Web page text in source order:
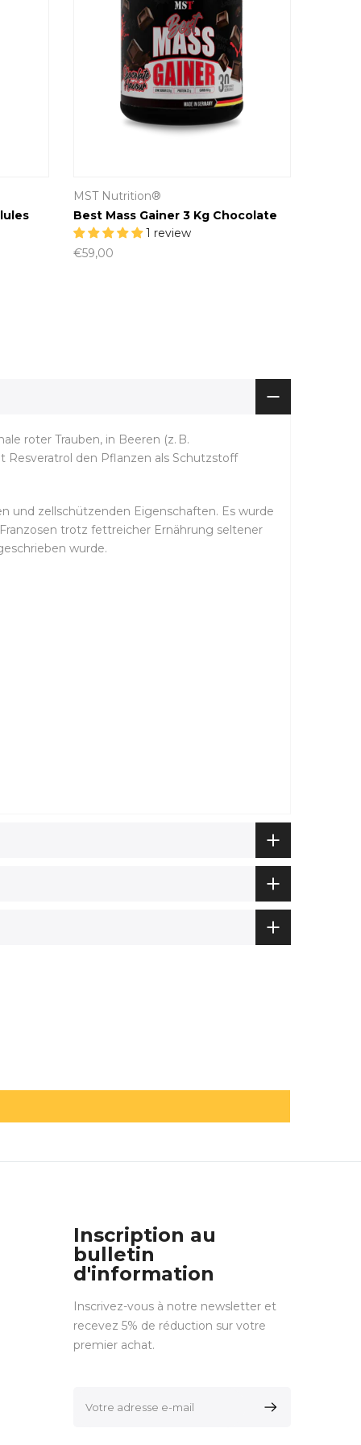
MST Nutrition®
Best Mass Gainer 3 Kg Chocolate
1 review
€59,00
roter Trauben, in Beeren (z. B.
Resveratrol den Pflanzen als Schutzstoff
und zellschützenden Eigenschaften. Es wurde
trotz fettreicher Ernährung seltener
wurde.
Inscription au
bulletin
d'information
Inscrivez-vous à notre newsletter et
recevez 5% de réduction sur votre
premier achat.